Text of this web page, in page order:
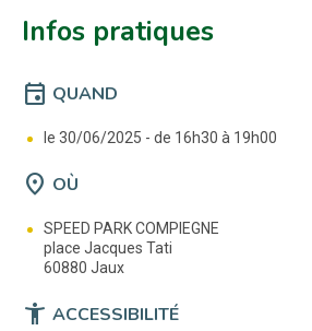
Infos pratiques
event QUAND
le 30/06/2025 - de 16h30 à 19h00
location_on OÙ
SPEED PARK COMPIEGNE
place Jacques Tati
60880 Jaux
accessibility_new ACCESSIBILITÉ